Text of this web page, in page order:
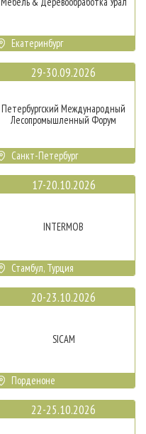
Екатеринбург
29-30.09.2026
Петербургский Международный
Лесопромышленный Форум
Санкт-Петербург
17-20.10.2026
INTERMOB
Стамбул, Турция
20-23.10.2026
SICAM
Порденоне
22-25.10.2026